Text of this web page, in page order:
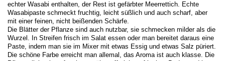
echter Wasabi enthalten, der Rest ist gefärbter Meerrettich. Echte
Wasabipaste schmeckt fruchtig, leicht süßlich und auch scharf, aber
mit einer feinen, nicht beißenden Schärfe.
Die Blätter der Pflanze sind auch nutzbar, sie schmecken milder als die
Wurzel. In Streifen frisch im Salat essen oder man bereitet daraus eine
Paste, indem man sie im Mixer mit etwas Essig und etwas Salz püriert.
Die schöne Farbe erreicht man allemal, das Aroma ist auch klasse. Die